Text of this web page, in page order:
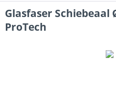
Glasfaser Schiebeaal
ProTech